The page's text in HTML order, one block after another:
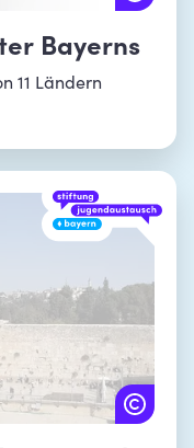
Bayerns
11 Ländern